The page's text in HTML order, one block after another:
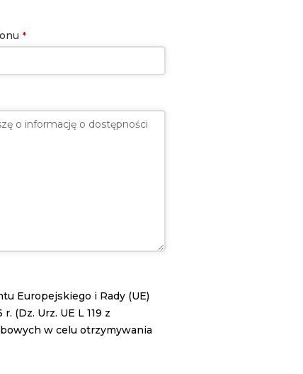
*
Europejskiego i Rady (UE)
(Dz. Urz. UE L 119 z
w celu otrzymywania